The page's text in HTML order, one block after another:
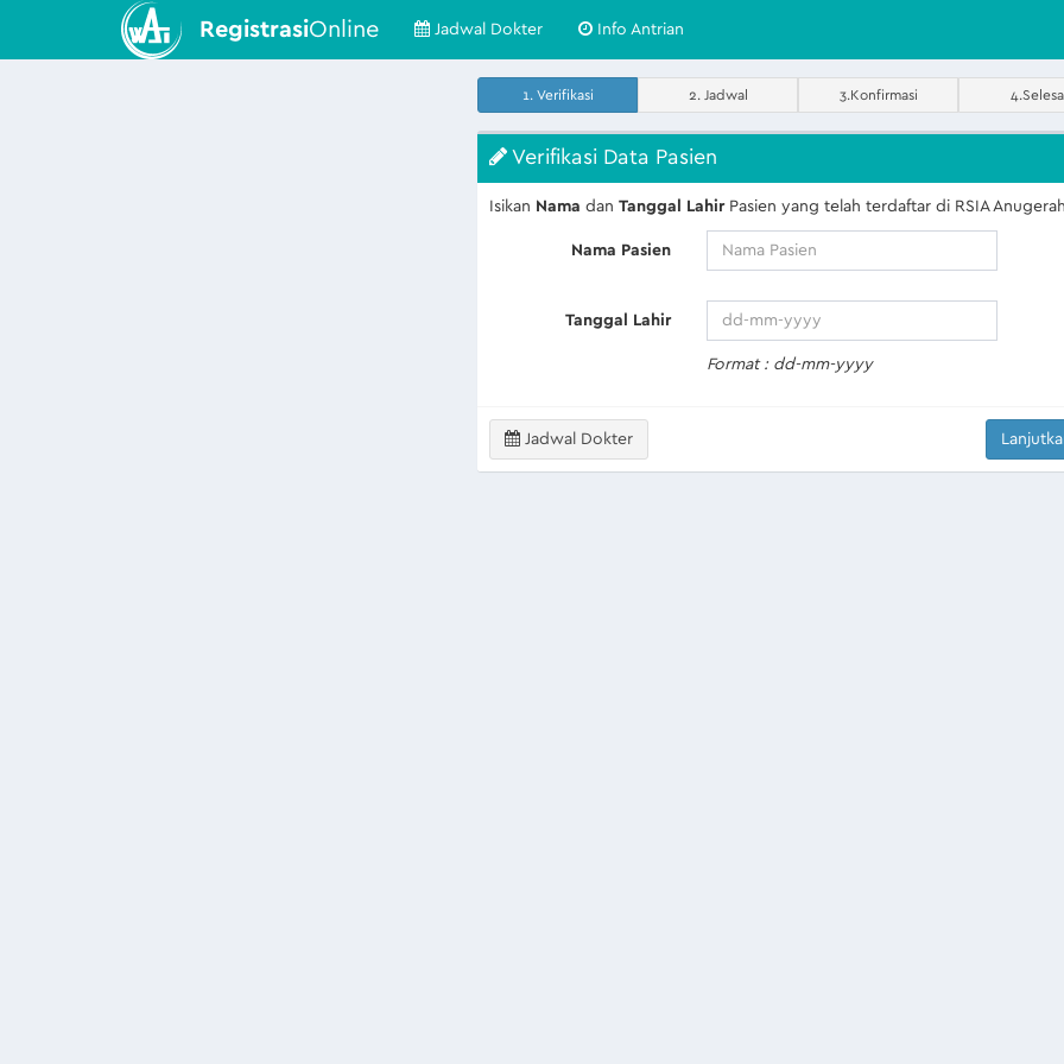
RegistrasiOnline Jadwal Dokter Info Antrian
1. Verifikasi 2. Jadwal 3.Konfirmasi
Verifikasi Data Pasien
Isikan Nama dan Tanggal LahirPasien yang telah terdaftar di RSIA Anugerah
Nama Pasien
Tanggal Lahir
Format : dd-mm-yyyy
Jadwal Dokter